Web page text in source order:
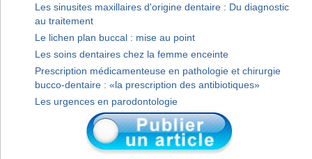
Les sinusites maxillaires d'origine dentaire : Du diagnostic
au traitement
Le lichen plan buccal : mise au point
Les soins dentaires chez la femme enceinte
Prescription médicamenteuse en pathologie et chirurgie
bucco-dentaire : «la prescription des antibiotiques»
Les urgences en parodontologie